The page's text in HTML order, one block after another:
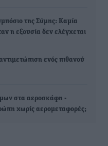
της Σύμης: Καμία
η εξουσία δεν ελέγχεται
ενός πιθανού
στα αεροσκάφη -
χωρίς αερομεταφορές;